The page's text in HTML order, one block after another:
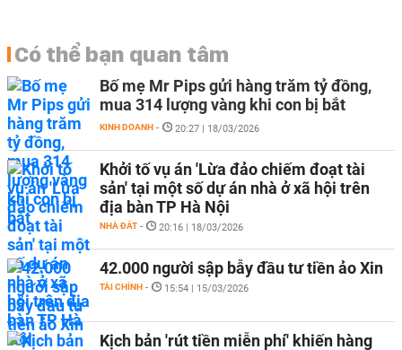
Có thể bạn quan tâm
Bố mẹ Mr Pips gửi hàng trăm tỷ đồng,
mua 314 lượng vàng khi con bị bắt
KINH DOANH - 20:27 | 18/03/2026
Khởi tố vụ án 'Lừa đảo chiếm đoạt tài
sản' tại một số dự án nhà ở xã hội trên
địa bàn TP Hà Nội
NHÀ ĐẤT - 20:16 | 18/03/2026
42.000 người sập bẫy đầu tư tiền ảo Xin
TÀI CHÍNH - 15:54 | 15/03/2026
Kịch bản 'rút tiền miễn phí' khiến hàng